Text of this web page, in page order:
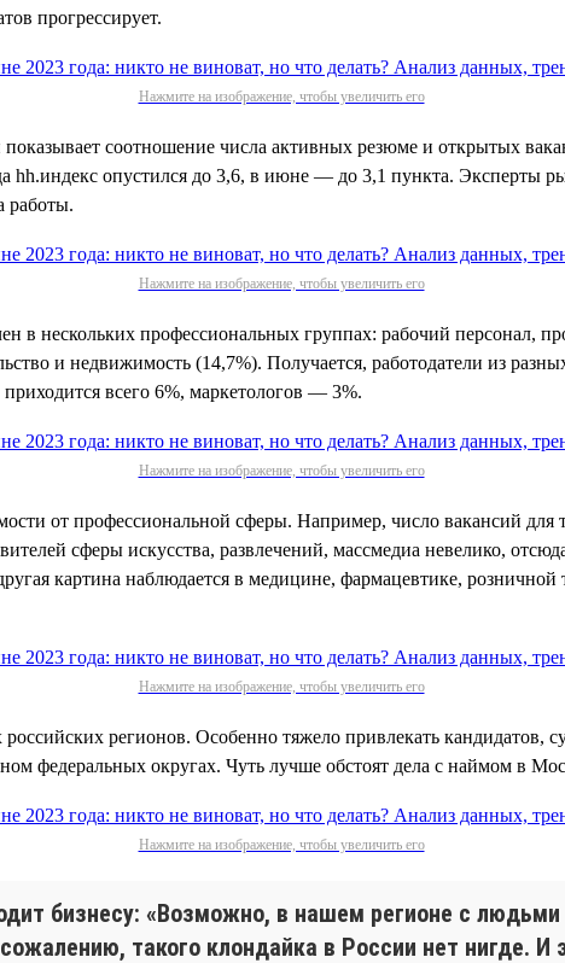
прогрессирует.
Нажмите на изображение, чтобы увеличить его
соотношение числа активных резюме и открытых
опустился до 3,6, в июне — до 3,1 пункта. Эксперты
работы.
Нажмите на изображение, чтобы увеличить его
в нескольких профессиональных группах: рабочий персонал,
и недвижимость (14,7%). Получается, работодатели из
всего 6%, маркетологов — 3%.
Нажмите на изображение, чтобы увеличить его
от профессиональной сферы. Например, число вакансий
сферы искусства, развлечений, массмедиа невелико,
картина наблюдается в медицине, фармацевтике, розничной
Нажмите на изображение, чтобы увеличить его
регионов. Особенно тяжело привлекать
федеральных округах. Чуть лучше обстоят дела с наймом в
Нажмите на изображение, чтобы увеличить его
бизнесу: «Возможно, в нашем регионе с
такого клондайка в России нет нигде.